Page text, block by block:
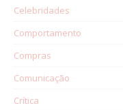
Celebridades
Comportamento
Compras
Comunicação
Crítica